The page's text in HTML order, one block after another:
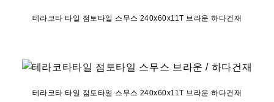
테라코타 타일 점토타일 스무스 240x60x11T 브라운 하다건재
테라코타 타일 점토타일 스무스 240x60x11T 브라운 하다건재